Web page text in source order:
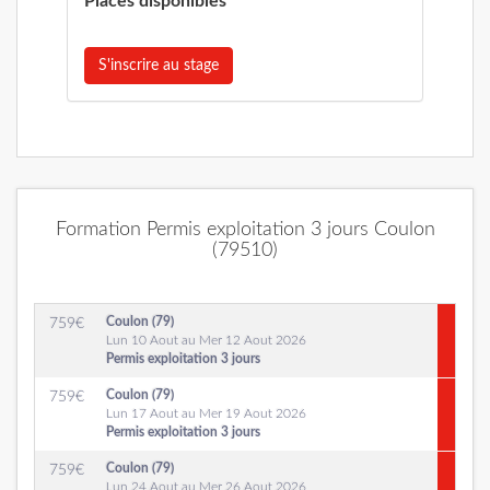
S'inscrire au stage
Formation Permis exploitation 3 jours Coulon
(79510)
759€
Coulon (79)
Lun 10 Aout au Mer 12 Aout 2026
Permis exploitation 3 jours
759€
Coulon (79)
Lun 17 Aout au Mer 19 Aout 2026
Permis exploitation 3 jours
759€
Coulon (79)
Lun 24 Aout au Mer 26 Aout 2026